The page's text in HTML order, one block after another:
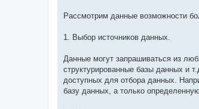
Рассмотрим данные возможности
1. Выбор источников данных.
Данные могут запрашиваться из
структурированные базы данных и
доступных для отбора данных.
базу данных, а только